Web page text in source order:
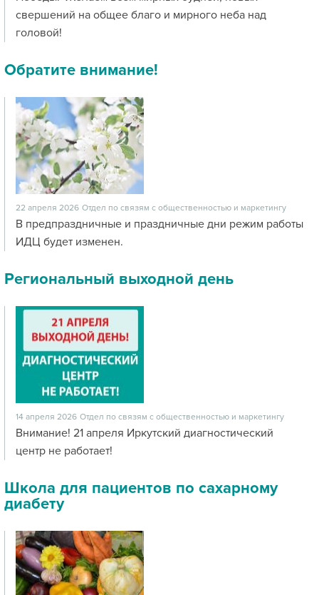
свершений на общее благо и мирного неба над
головой!
Обратите внимание!
22 апреля 2026 Отдел по связям с общественностью и маркетингу
В предпраздничные и праздничные дни режим работы
ИДЦ будет изменен.
Региональный выходной день
14 апреля 2026 Отдел по связям с общественностью и маркетингу
Внимание! 21 апреля Иркутский диагностический
центр не работает!
Школа для пациентов по сахарному
диабету